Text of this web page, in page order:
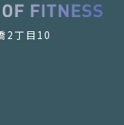
2丁目10